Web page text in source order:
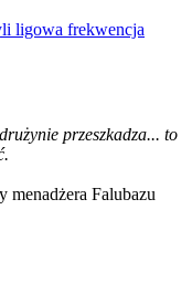
ligowa frekwencja
przeszkadza... to
menadżera Falubazu